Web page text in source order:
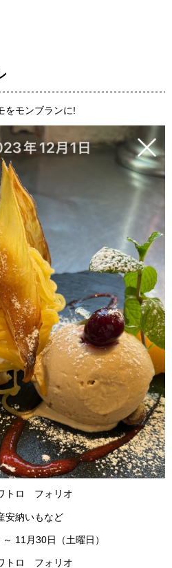
をモンブランに!
トロ フォリオ
安納いもなど
11月30日（土曜日）
トロ フォリオ